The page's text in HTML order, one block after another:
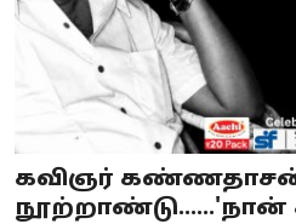
கவிஞர்